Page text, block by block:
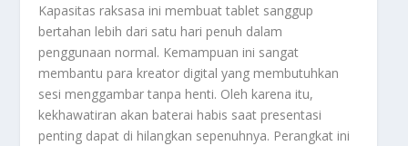
Kapasitas raksasa ini membuat tablet sanggup
bertahan lebih dari satu hari penuh dalam
penggunaan normal. Kemampuan ini sangat
membantu para kreator digital yang membutuhkan
sesi menggambar tanpa henti. Oleh karena itu,
kekhawatiran akan baterai habis saat presentasi
penting dapat di hilangkan sepenuhnya. Perangkat ini